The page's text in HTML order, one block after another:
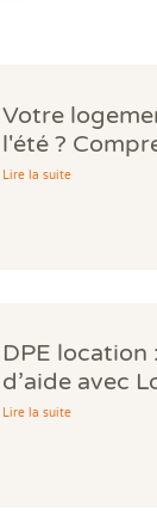
Votre
l'été ?
des
Lire la suite
DPE location
d’aide avec
Lire la suite